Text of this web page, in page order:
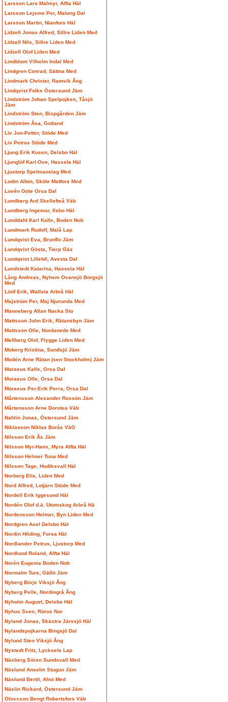
Larsson Lars Malmyr, Alfta Häl
Larsson Lejsme Per, Malung Dal
Larsson Martin, Nianfors Häl
Lidzell Jonas Alfred, Sillre Liden Med
Lidzell Nils, Sillre Liden Med
Lidzell Olof Liden Med
Lindblom Vilhelm Indal Med
Lindgren Conrad, Sättna Med
Lindmark Christer, Ramvik Ång
Lindqvist Folke Östersund Jäm
Lindström Johan Spelpojken, Tåsjö
Jäm
Lindström Sten, Bispgården Jäm
Lindström Åsa, Gotland
Liv Jon-Petter, Stöde Med
Liv Petrus Stöde Med
Ljung Erik Kusen, Delsbo Häl
Ljunglöf Karl-Ove, Hassela Häl
Ljustorp Spelmanslag Med
Lodin Albin, Sköle Matfors Med
Lovén Göte Orsa Dal
Lundberg Ard Skellefteå Väb
Lundberg Ingemar, Ilsbo Häl
Lunddahl Karl Kalle, Boden Nob
Lundmark Rudolf, Malå Lap
Lundqvist Eva, Brunflo Jäm
Lundqvist Gösta, Tierp Gäs
Lundqvist Lillebil, Avesta Dal
Lundstedt Katarina, Hassela Häl
Lång Andreas, Nyhem Ovansjö Borgsjö
Med
Lööf Erik, Wallsta Arbrå Häl
Majström Per, Maj Njurunda Med
Manneberg Allan Nacka Sto
Mattsson John Erik, Rätansbyn Jäm
Mattsson Olle, Nordanede Med
Mellberg Olof, Flygge Liden Med
Moberg Kristina, Sundsjö Jäm
Modén Arne Rätan (sen Stockholm) Jäm
Moraeus Kalle, Orsa Dal
Moraeus Olle, Orsa Dal
Moraeus Per-Erik Perra, Orsa Dal
Mårtensson Alexander Rossön Jäm
Mårtensson Arne Dorotea Väb
Nahlin Jonas, Östersund Jäm
Niklasson Niklas Borås VäG
Nilsson Erik Ås Jäm
Nilsson Myr-Hans, Myra Alfta Häl
Nilsson Helmer Tuna Med
Nilsson Tage, Hudiksvall Häl
Norberg Elis, Liden Med
Nord Alfred, Lotjärn Stöde Med
Nordell Erik Iggesund Häl
Nordén Olof d.ä. Utomskog Arbrå Hä
Nordensson Helmer, Byn Liden Med
Nordgren Axel Delsbo Häl
Nordin Hilding, Forsa Häl
Nordlander Petrus, Ljustorp Med
Nordlund Roland, Alfta Häl
Norén Eugenia Boden Nob
Normalm Ture, Gällö Jäm
Nyberg Börje Viksjö Ång
Nyberg Pelle, Nordingrå Ång
Nyholm August, Delsbo Häl
Nyhus Sven, Röros Nor
Nyland Jonas, Skästra Järvsjö Häl
Nylandspojkarna Bingsjö Dal
Nylund Sten Viksjö Ång
Nystedt Fritz, Lycksele Lap
Näsberg Sören Sundsvall Med
Näslund Anselm Stugun Jäm
Näslund Bertil, Alnö Med
Näslin Rickard, Östersund Jäm
Olovsson Bengt Robertsfors Väb